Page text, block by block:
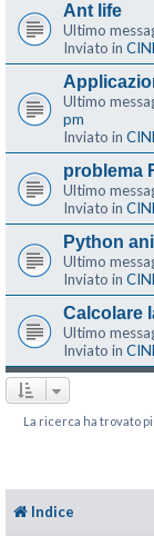
Ant life
Ultimo
Inviato in
Ultimo
pm
Inviato in
problema
Ultimo
Inviato in
Python
Ultimo
Inviato in
Calcolare
Ultimo
Inviato in
La ricerca ha trovato
Indice